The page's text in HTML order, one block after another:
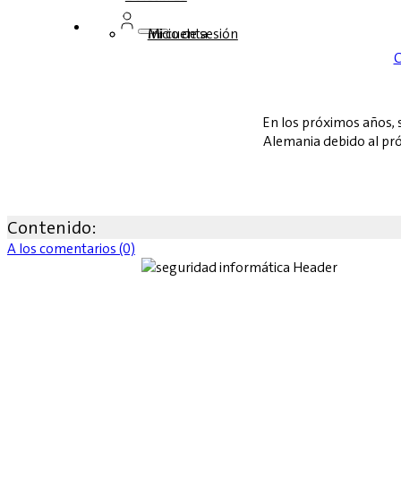
Inicio de sesión
Mi cuenta
En los próximos años,
Alemania debido al
Contenido:
A los comentarios (0)